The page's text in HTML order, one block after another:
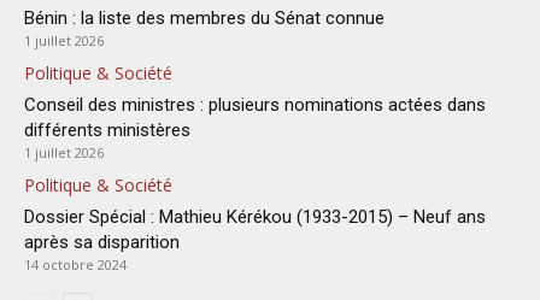
Bénin : la liste des membres du Sénat connue
1 juillet 2026
Politique & Société
Conseil des ministres : plusieurs nominations actées dans
différents ministères
1 juillet 2026
Politique & Société
Dossier Spécial : Mathieu Kérékou (1933-2015) – Neuf ans
après sa disparition
14 octobre 2024